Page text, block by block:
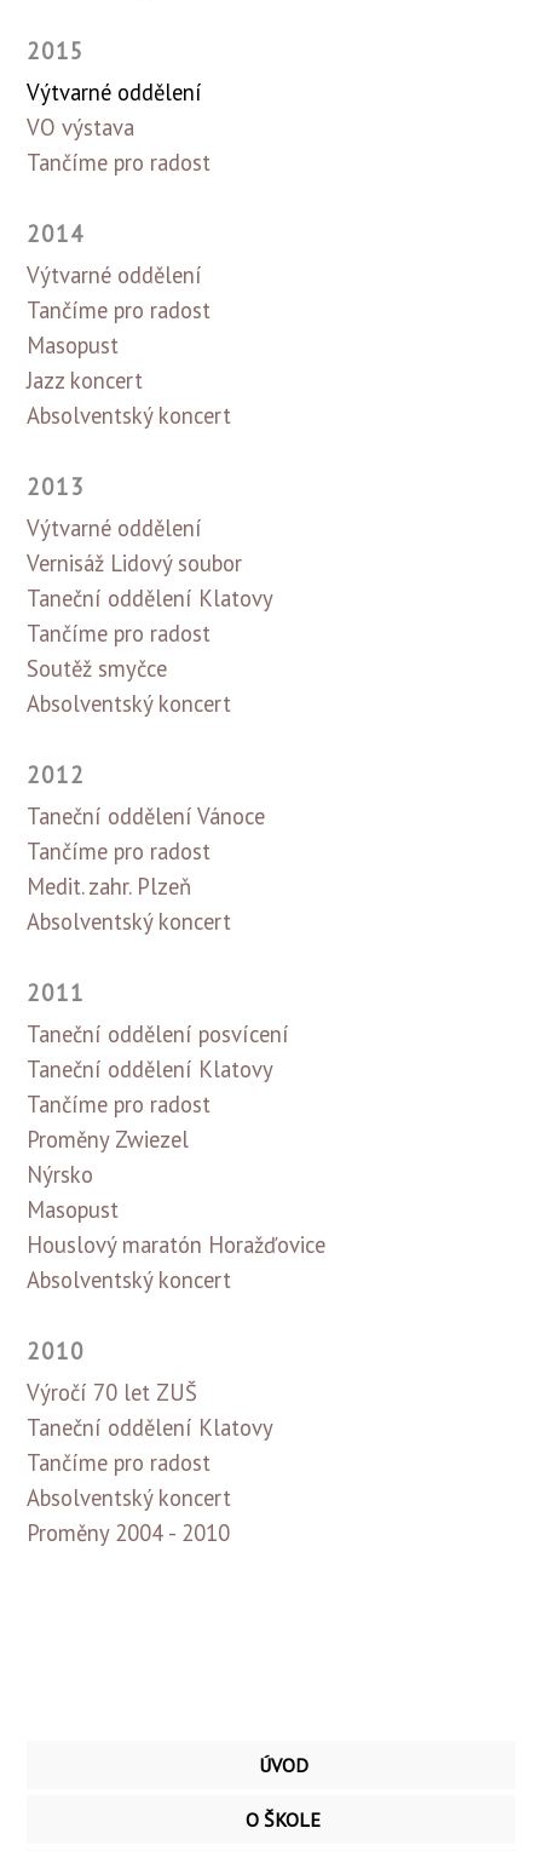
2015
Výtvarné oddělení
VO výstava
Tančíme pro radost
2014
Výtvarné oddělení
Tančíme pro radost
Masopust
Jazz koncert
Absolventský koncert
2013
Výtvarné oddělení
Vernisáž Lidový soubor
Taneční oddělení Klatovy
Tančíme pro radost
Soutěž smyčce
Absolventský koncert
2012
Taneční oddělení Vánoce
Tančíme pro radost
Medit. zahr. Plzeň
Absolventský koncert
2011
Taneční oddělení posvícení
Taneční oddělení Klatovy
Tančíme pro radost
Proměny Zwiezel
Nýrsko
Masopust
Houslový maratón Horažďovice
Absolventský koncert
2010
Výročí 70 let ZUŠ
Taneční oddělení Klatovy
Tančíme pro radost
Absolventský koncert
Proměny 2004 - 2010
ÚVOD
O ŠKOLE